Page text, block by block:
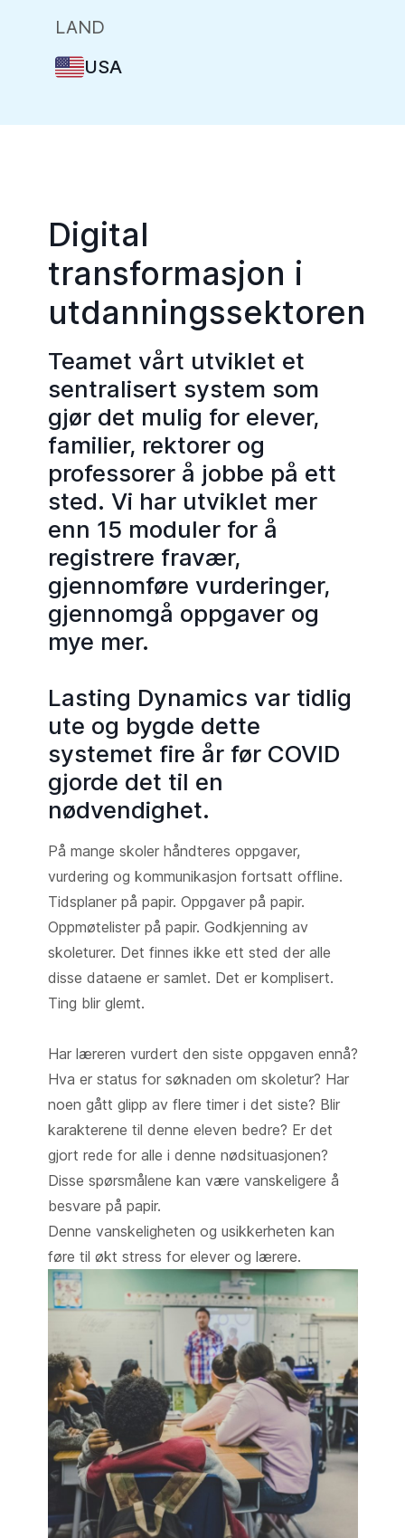
LAND
USA
Digital
transformasjon i
utdanningssektoren
Teamet vårt utviklet et
sentralisert system som
gjør det mulig for elever,
familier, rektorer og
professorer å jobbe på ett
sted. Vi har utviklet mer
enn 15 moduler for å
registrere fravær,
gjennomføre vurderinger,
gjennomgå oppgaver og
mye mer.
Lasting Dynamics var tidlig
ute og bygde dette
systemet fire år før COVID
gjorde det til en
nødvendighet.
På mange skoler håndteres oppgaver,
vurdering og kommunikasjon fortsatt offline.
Tidsplaner på papir. Oppgaver på papir.
Oppmøtelister på papir. Godkjenning av
skoleturer. Det finnes ikke ett sted der alle
disse dataene er samlet. Det er komplisert.
Ting blir glemt.
Har læreren vurdert den siste oppgaven ennå?
Hva er status for søknaden om skoletur? Har
noen gått glipp av flere timer i det siste? Blir
karakterene til denne eleven bedre? Er det
gjort rede for alle i denne nødsituasjonen?
Disse spørsmålene kan være vanskeligere å
besvare på papir.
Denne vanskeligheten og usikkerheten kan
føre til økt stress for elever og lærere.